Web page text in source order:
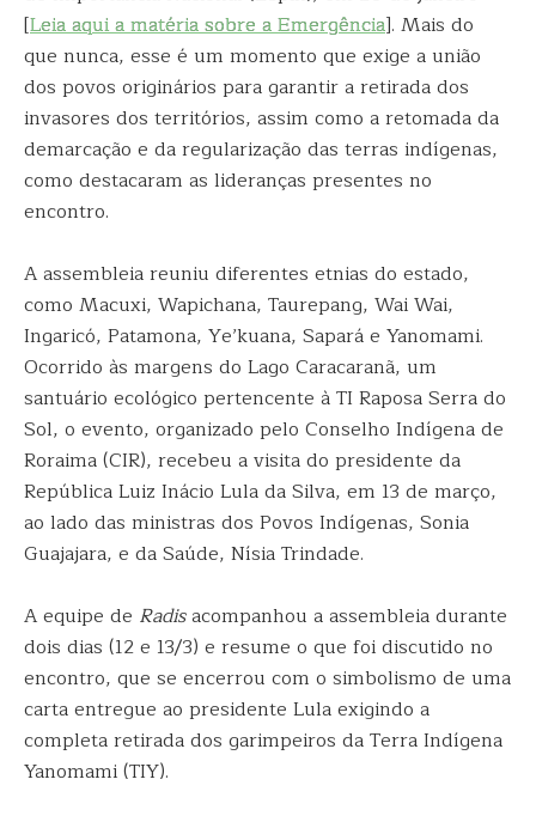
[Leia aqui a matéria sobre a Emergência]. Mais do
que nunca, esse é um momento que exige a união
dos povos originários para garantir a retirada dos
invasores dos territórios, assim como a retomada da
demarcação e da regularização das terras indígenas,
como destacaram as lideranças presentes no
encontro.
A assembleia reuniu diferentes etnias do estado,
como Macuxi, Wapichana, Taurepang, Wai Wai,
Ingaricó, Patamona, Ye’kuana, Sapará e Yanomami.
Ocorrido às margens do Lago Caracaranã, um
santuário ecológico pertencente à TI Raposa Serra do
Sol, o evento, organizado pelo Conselho Indígena de
Roraima (CIR), recebeu a visita do presidente da
República Luiz Inácio Lula da Silva, em 13 de março,
ao lado das ministras dos Povos Indígenas, Sonia
Guajajara, e da Saúde, Nísia Trindade.
A equipe de Radisacompanhou a assembleia durante
dois dias (12 e 13/3) e resume o que foi discutido no
encontro, que se encerrou com o simbolismo de uma
carta entregue ao presidente Lula exigindo a
completa retirada dos garimpeiros da Terra Indígena
Yanomami (TIY).